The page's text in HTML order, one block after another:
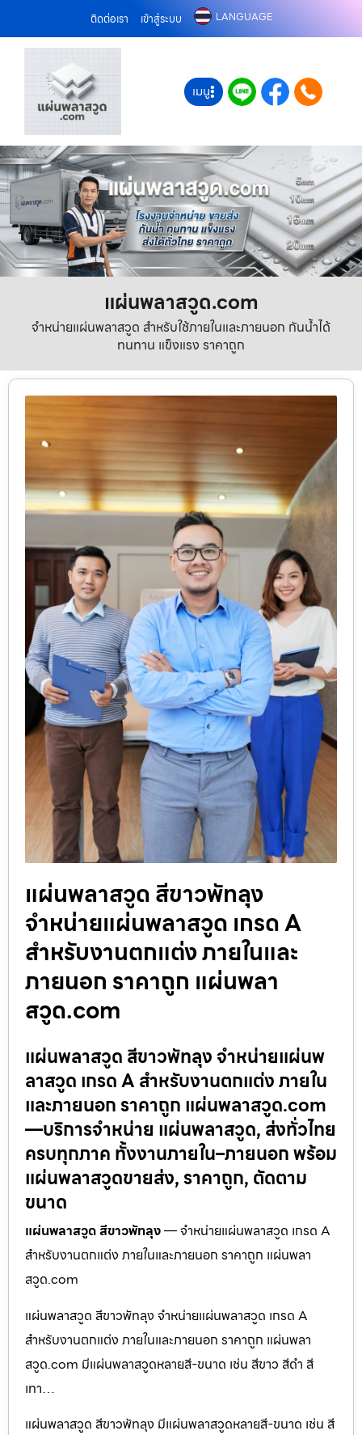
ติดต่อเรา เข้าสู่ระบบ LANGUAGE
เมนู
แผ่นพลาสวูด.com
จำหน่ายแผ่นพลาสวูด สำหรับใช้ภายในและภายนอก กันน้ำได้
ทนทาน แข็งแรง ราคาถูก
แผ่นพลาสวูด สีขาวพัทลุง
จำหน่ายแผ่นพลาสวูด เกรด A
สำหรับงานตกแต่ง ภายในและ
ภายนอก ราคาถูก แผ่นพลา
สวูด.com
แผ่นพลาสวูด สีขาวพัทลุง จำหน่ายแผ่นพ
ลาสวูด เกรด A สำหรับงานตกแต่ง ภายใน
และภายนอก ราคาถูก แผ่นพลาสวูด.com
—บริการจำหน่าย แผ่นพลาสวูด, ส่งทั่วไทย
ครบทุกภาค ทั้งงานภายใน–ภายนอก พร้อม
แผ่นพลาสวูดขายส่ง, ราคาถูก, ตัดตาม
ขนาด
แผ่นพลาสวูด สีขาวพัทลุง— จำหน่ายแผ่นพลาสวูด เกรด A
สำหรับงานตกแต่ง ภายในและภายนอก ราคาถูก แผ่นพลา
สวูด.com
แผ่นพลาสวูด สีขาวพัทลุง จำหน่ายแผ่นพลาสวูด เกรด A
สำหรับงานตกแต่ง ภายในและภายนอก ราคาถูก แผ่นพลา
สวูด.com มีแผ่นพลาสวูดหลายสี-ขนาด เช่น สีขาว สีดำ สี
เทา…
แผ่นพลาสวูด สีขาวพัทลุง มีแผ่นพลาสวูดหลายสี-ขนาด เช่น สี